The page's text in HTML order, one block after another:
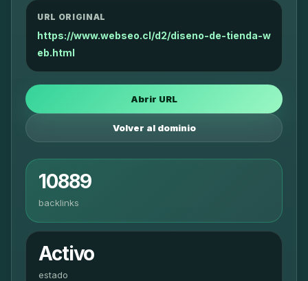
URL ORIGINAL
https://www.webseo.cl/d2/diseno-de-tienda-w
eb.html
Abrir URL
Volver al dominio
10889
backlinks
Activo
estado